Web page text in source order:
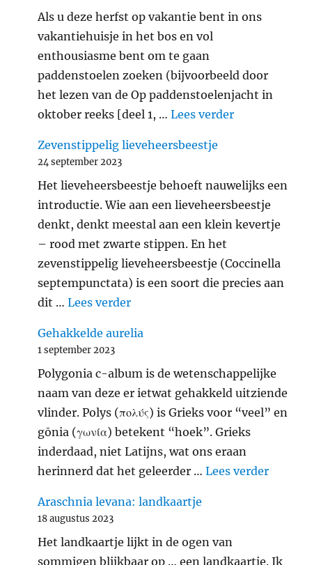
Als u deze herfst op vakantie bent in ons
vakantiehuisje in het bos en vol
enthousiasme bent om te gaan
paddenstoelen zoeken (bijvoorbeeld door
het lezen van de Op paddenstoelenjacht in
oktober reeks [deel 1, …Lees verder
Zevenstippelig lieveheersbeestje
24 september 2023
Het lieveheersbeestje behoeft nauwelijks een
introductie. Wie aan een lieveheersbeestje
denkt, denkt meestal aan een klein kevertje
– rood met zwarte stippen. En het
zevenstippelig lieveheersbeestje (Coccinella
septempunctata) is een soort die precies aan
dit …Lees verder"Zevenstippelig
Gehakkelde aurelia
1 september 2023
Polygonia c-album is de wetenschappelijke
naam van deze er ietwat gehakkeld uitziende
vlinder. Polys (πολύς) is Grieks voor “veel” en
gōnia (γωνία) betekent “hoek”. Grieks
inderdaad, niet Latijns, wat ons eraan
herinnerd dat het geleerder …Lees verder
Araschnia levana: landkaartje
18 augustus 2023
Het landkaartje lijkt in de ogen van
sommigen blijkbaar op … een landkaartje. Ik